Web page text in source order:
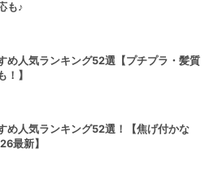
も♪
め人気ランキング52選【プチプラ・髪質
！】
め人気ランキング52選！【焦げ付かな
最新】